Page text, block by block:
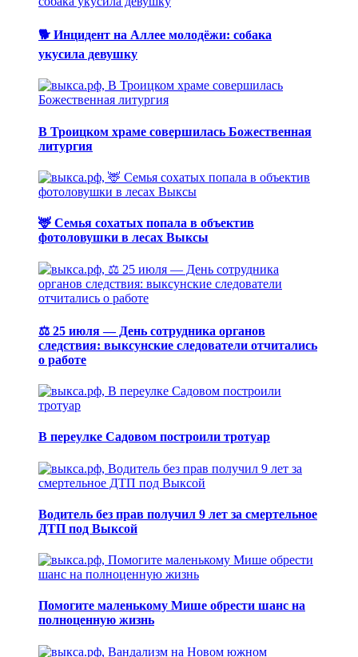
🐕 Инцидент на Аллее молодёжи: собака
укусила девушку
В Троицком храме совершилась Божественная
литургия
🦌 Семья сохатых попала в объектив
фотоловушки в лесах Выксы
⚖️ 25 июля — День сотрудника органов
следствия: выксунские следователи отчитались
о работе
В переулке Садовом построили тротуар
Водитель без прав получил 9 лет за смертельное
ДТП под Выксой
Помогите маленькому Мише обрести шанс на
полноценную жизнь